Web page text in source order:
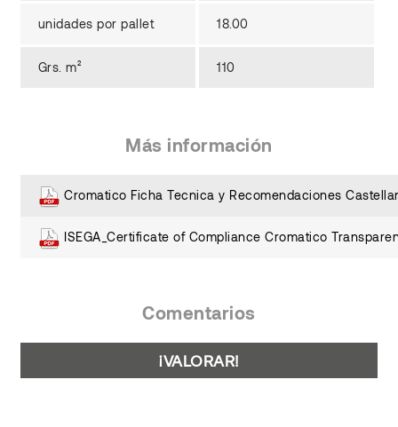
unidades por pallet 18.00
Grs. m² 110
Más información
Cromatico Ficha Tecnica y Recomendaciones
ISEGA_Certificate of Compliance Cromatico
Comentarios
¡VALORAR!